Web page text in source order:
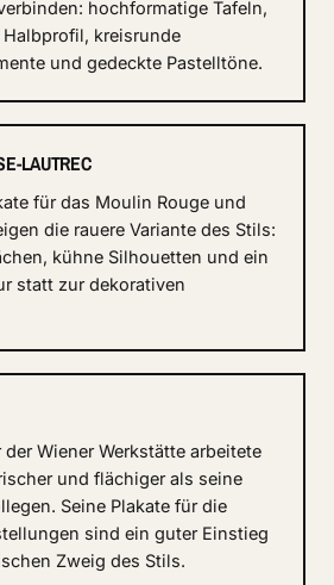
hochformatige Tafeln,
kreisrunde
und gedeckte Pastelltöne.
LAUTREC
für das Moulin Rouge und
die rauere Variante des Stils:
kühne Silhouetten und ein
statt zur dekorativen
Wiener Werkstätte arbeitete
und flächiger als seine
Seine Plakate für die
sind ein guter Einstieg
Zweig des Stils.